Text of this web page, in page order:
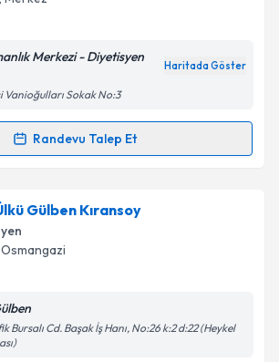
işlenmesine ilişkinAydınlatma
'ni okudum ve kişisel verilerimin belirtilen
işlenmesini kabul ediyorum.
Takvim Talebini Gönder
Merkezi - Diyetisyen
Haritada Göster
Sokak No:3
Randevu Talep Et
Talebi
için randevu takvimi talebi
bu uzmandan randevu almanız için bir
e-posta ile bilgilendireceğiz.
Gülben Kıransoy
Osmangazi
Bursalı Cd. Başak İş Hanı, No:26 k:2 d:22 (Heykel